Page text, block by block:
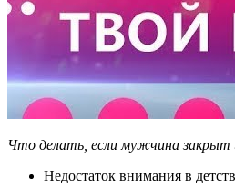
Что делать, если мужчина закрыт
Недостаток внимания в